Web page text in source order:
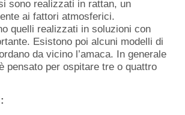
sono realizzati in rattan, un
ai fattori atmosferici.
quelli realizzati in soluzioni con
Esistono poi alcuni modelli di
da vicino l’amaca. In generale
pensato per ospitare tre o quattro